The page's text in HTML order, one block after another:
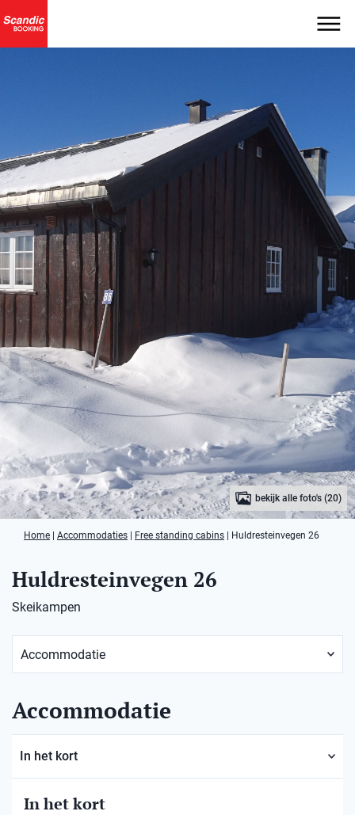
bekijk alle foto's (20)
Home Accommodaties Free standing cabins Huldresteinvegen 26
Huldresteinvegen 26
Skeikampen
Accommodatie
In het kort
In het kort